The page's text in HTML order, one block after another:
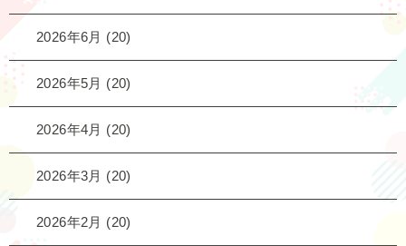
2026年6月 (20)
2026年5月 (20)
2026年4月 (20)
2026年3月 (20)
2026年2月 (20)